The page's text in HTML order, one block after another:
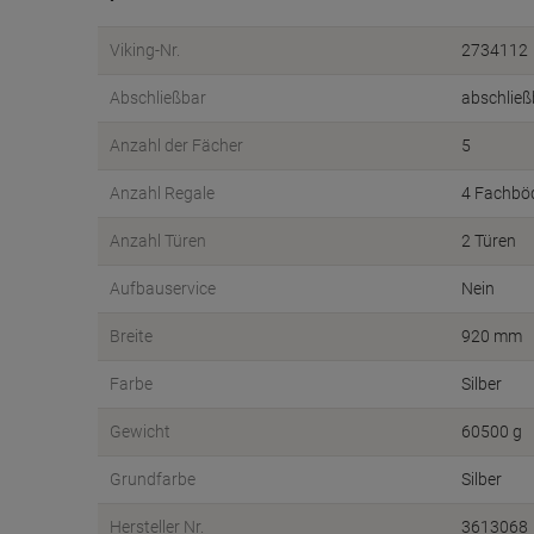
Viking-Nr. 2734112
Abschließbar
Anzahl der Fächer 5
Anzahl Regale 4
Anzahl Türen 2 Türen
Aufbauservice Nein
Breite 920 mm
Farbe Silber
Gewicht 60500 g
Grundfarbe Silber
Hersteller Nr. 3613068